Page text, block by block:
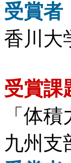
受賞者
香川
受賞課
「体
九州支